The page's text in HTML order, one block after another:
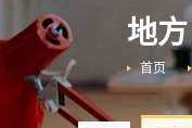
地方
首页